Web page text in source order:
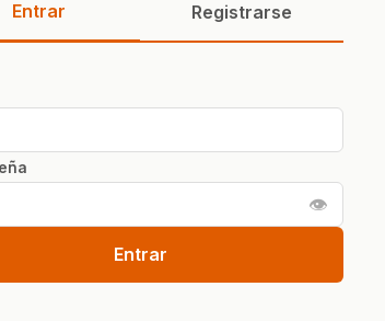
Entrar Registrarse
👁
Entrar